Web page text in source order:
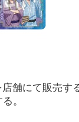
舗にて販売
。